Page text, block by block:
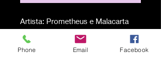
Artista: Prometheus e Malacarta
Tecnica: Mixed media on paper,
collage e poesia
Phone Email Facebook